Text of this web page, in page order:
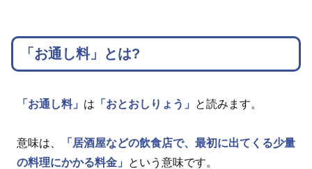
「お通し料」とは?
「お通し料」 は 「おとおしりょう」 と読みます。
意味は、
「居酒屋などの飲食店で、最初に出てくる少量
の料理にかかる料金」
という意味です。